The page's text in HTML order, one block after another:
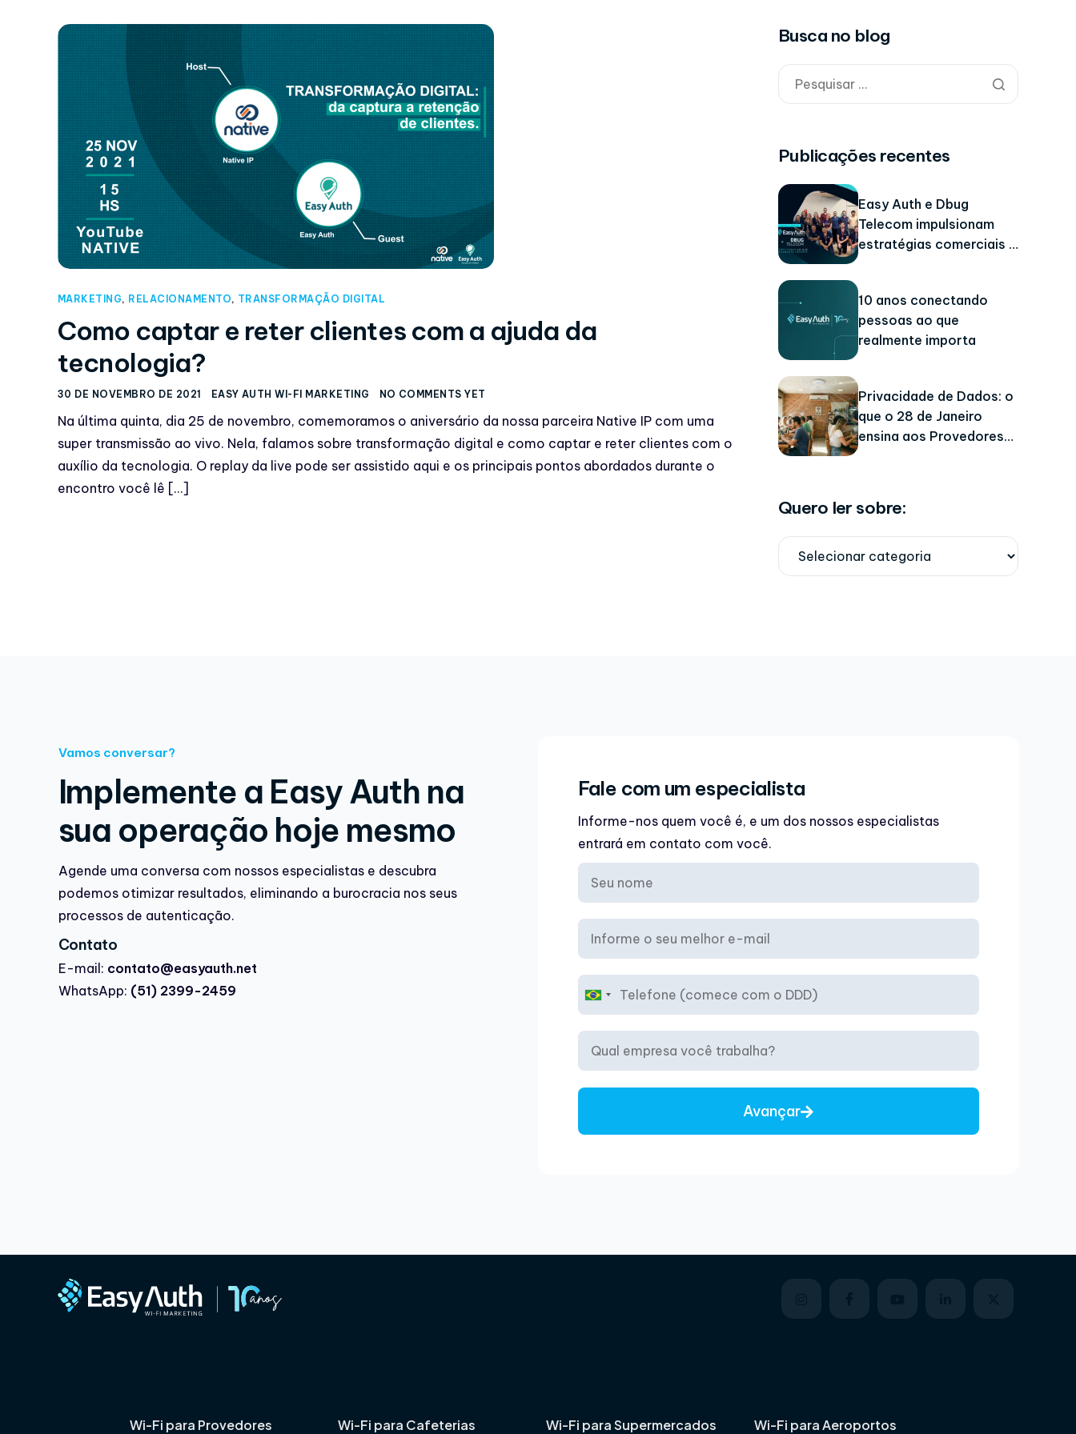
MARKETING, RELACIONAMENTO, TRANSFORMAÇÃO DIGITAL
Como captar e reter clientes com a ajuda da
tecnologia?
30 DE NOVEMBRO DE 2021 EASY AUTH WI-FI MARKETING NO COMMENTS YET
Na última quinta, dia 25 de novembro, comemoramos o aniversário da nossa parceira Native IP com uma
super transmissão ao vivo. Nela, falamos sobre transformação digital e como captar e reter clientes com o
auxílio da tecnologia. O replay da live pode ser assistido aqui e os principais pontos abordados durante o
encontro você lê […]
Busca no blog
Publicações recentes
Easy Auth e Dbug
Telecom impulsionam
estratégias comerciais e
10 anos conectando
pessoas ao que
realmente importa
Privacidade de Dados: o
que o 28 de Janeiro
ensina aos Provedores
Quero ler sobre:
Vamos conversar?
Implemente a Easy Auth na
sua operação hoje mesmo
Agende uma conversa com nossos especialistas e descubra
podemos otimizar resultados, eliminando a burocracia nos seus
processos de autenticação.
Contato
E-mail: contato@easyauth.net
WhatsApp: (51) 2399-2459
Fale com um especialista
Informe-nos quem você é, e um dos nossos especialistas
entrará em contato com você.
B
r
a
l
+
Avançar
Wi-Fi para Provedores Wi-Fi para Cafeterias Wi-Fi para Supermercados Wi-Fi para Aeroportos